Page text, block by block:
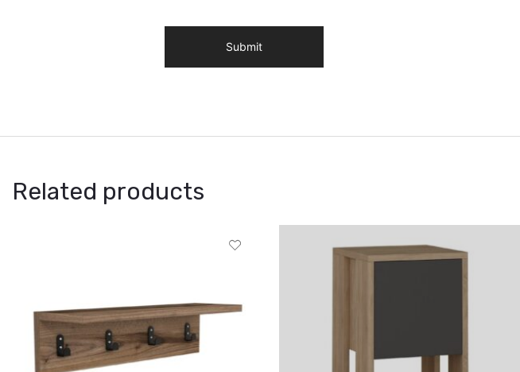
Related products